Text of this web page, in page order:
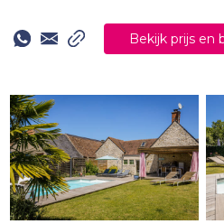
Bekijk prijs en